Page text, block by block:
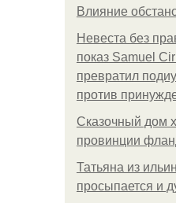
Влияние
Невеста без
показ Samuel
превратил
против
Сказочный дом
провинции
Татьяна из
просыпается и